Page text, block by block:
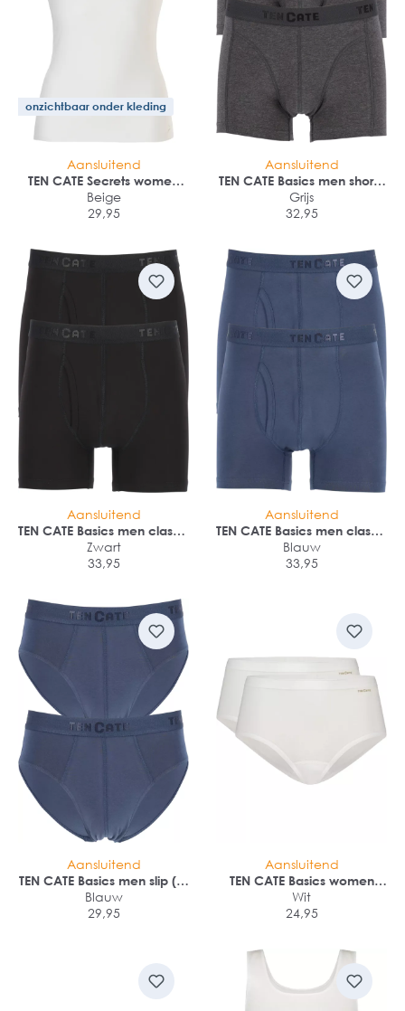
onzichtbaar onder kleding
Aansluitend
TEN CATE Secrets women
spaghetti top (1-pack)
Beige
29,95
Aansluitend
TEN CATE Basics men shorty
(2-pack)
Grijs
32,95
Aansluitend
TEN CATE Basics men classic
shorts met gulp (2-pack)
Zwart
33,95
Aansluitend
TEN CATE Basics men classic
shorts met gulp (2-pack)
Blauw
33,95
Aansluitend
TEN CATE Basics men slip (2-
pack)
Blauw
29,95
Aansluitend
TEN CATE Basics women
midi (2-pack)
Wit
24,95